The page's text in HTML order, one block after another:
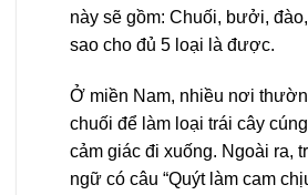
này sẽ gồm: Chuối, bưởi,
sao cho đủ 5 loại là được.
Ở miền Nam, nhiều nơi
chuối để làm loại trái cây
cảm giác đi xuống. Ngoài ra,
ngữ có câu “Quýt làm cam